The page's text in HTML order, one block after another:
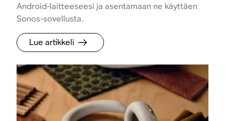
Android-laitteeseesi ja asentamaan ne käyttäen
Sonos-sovellusta.
Lue artikkeli